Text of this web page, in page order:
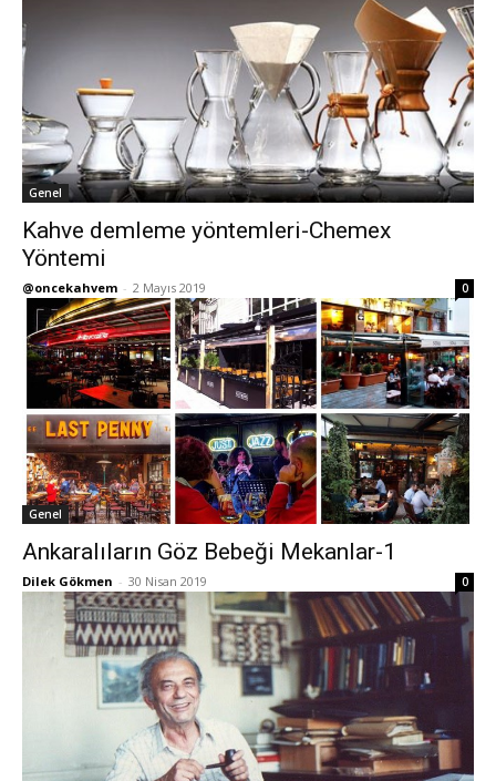
Genel
Kahve demleme yöntemleri-Chemex
Yöntemi
@oncekahvem - 2 Mayıs 2019 0
Genel
Ankaralıların Göz Bebeği Mekanlar-1
Dilek Gökmen - 30 Nisan 2019 0